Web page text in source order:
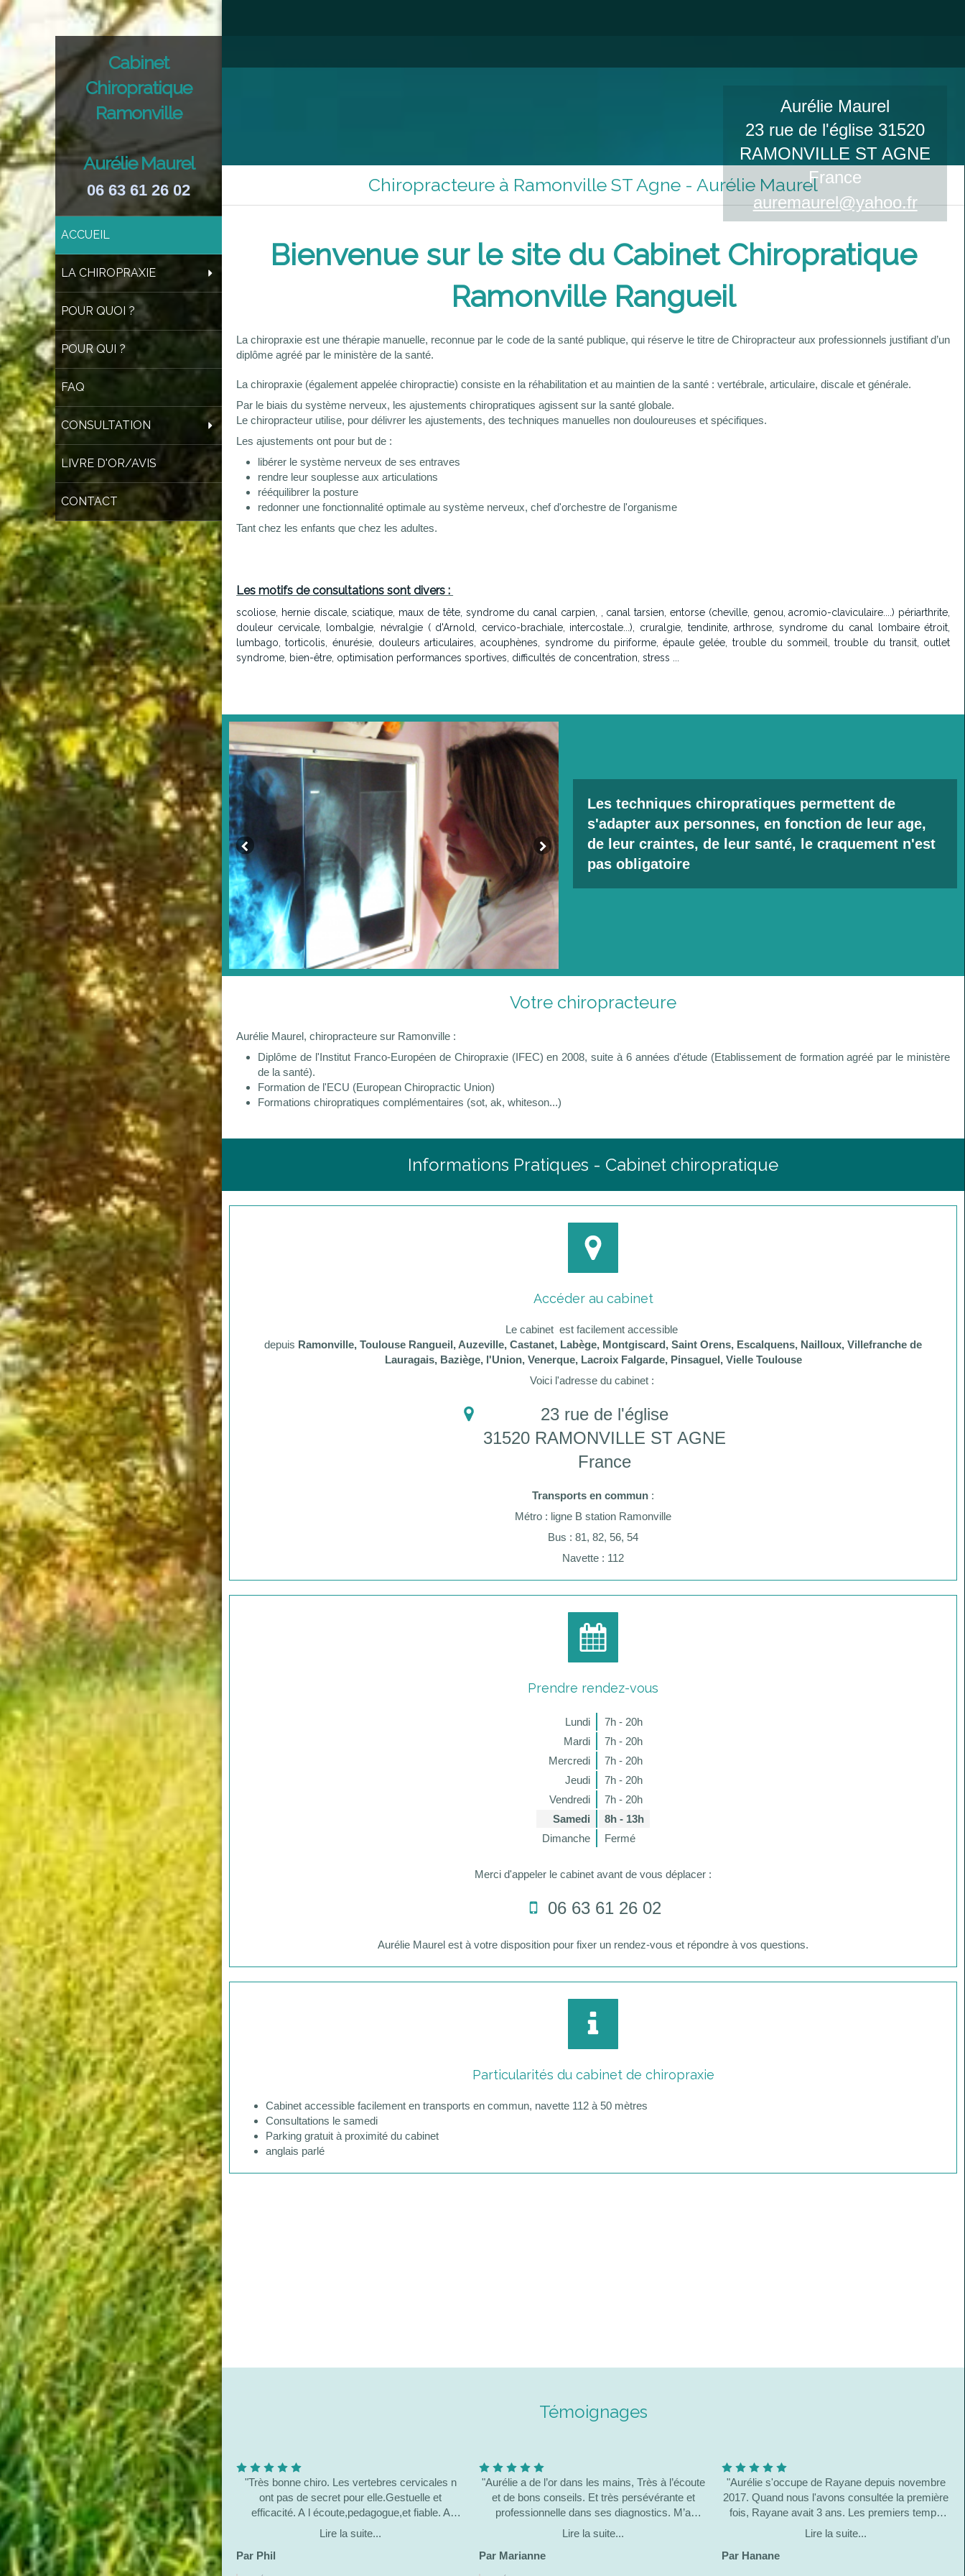
Cabinet
Chiropratique
Ramonville
Aurélie Maurel
06 63 61 26 02
ACCUEIL
LA CHIROPRAXIE
POUR QUOI ?
POUR QUI ?
FAQ
CONSULTATION
LIVRE D'OR/AVIS
CONTACT
Aurélie Maurel
23 rue de l'église 31520
RAMONVILLE ST AGNE
France
auremaurel@yahoo.fr
Chiropracteure à Ramonville ST Agne - Aurélie Maurel
Bienvenue sur le site du Cabinet Chiropratique
Ramonville Rangueil
La chiropraxie est une thérapie manuelle, reconnue par le code de la santé publique, qui réserve le titre de Chiropracteur aux professionnels justifiant d’un
diplôme agréé par le ministère de la santé.
La chiropraxie (également appelée chiropractie) consiste en la réhabilitation et au maintien de la santé : vertébrale, articulaire, discale et générale.
Par le biais du système nerveux, les ajustements chiropratiques agissent sur la santé globale.
Le chiropracteur utilise, pour délivrer les ajustements, des techniques manuelles non douloureuses et spécifiques.
Les ajustements ont pour but de :
libérer le système nerveux de ses entraves
rendre leur souplesse aux articulations
rééquilibrer la posture
redonner une fonctionnalité optimale au système nerveux, chef d'orchestre de l'organisme
Tant chez les enfants que chez les adultes.
Les motifs de consultations sont divers :
scoliose, hernie discale, sciatique, maux de tête, syndrome du canal carpien, , canal tarsien, entorse (cheville, genou, acromio-claviculaire....) périarthrite,
douleur cervicale, lombalgie, névralgie ( d'Arnold, cervico-brachiale, intercostale...), cruralgie, tendinite, arthrose, syndrome du canal lombaire étroit,
lumbago, torticolis, énurésie, douleurs articulaires, acouphènes, syndrome du piriforme, épaule gelée, trouble du sommeil, trouble du transit, outlet
syndrome, bien-être, optimisation performances sportives, difficultés de concentration, stress ...
Les techniques chiropratiques permettent de
s'adapter aux personnes, en fonction de leur age,
de leur craintes, de leur santé, le craquement n'est
pas obligatoire
Votre chiropracteure
Aurélie Maurel, chiropracteure sur Ramonville :
Diplôme de l'Institut Franco-Européen de Chiropraxie (IFEC) en 2008, suite à 6 années d'étude (Etablissement de formation agréé par le ministère
de la santé).
Formation de l'ECU (European Chiropractic Union)
Formations chiropratiques complémentaires (sot, ak, whiteson...)
Informations Pratiques - Cabinet chiropratique
Accéder au cabinet
Le cabinet est facilement accessible
depuis Ramonville, Toulouse Rangueil, Auzeville, Castanet, Labège, Montgiscard, Saint Orens, Escalquens, Nailloux, Villefranche de
Lauragais, Baziège, l'Union, Venerque, Lacroix Falgarde, Pinsaguel, Vielle Toulouse
Voici l'adresse du cabinet :
23 rue de l'église
31520 RAMONVILLE ST AGNE
France
Transports en commun :
Métro : ligne B station Ramonville
Bus : 81, 82, 56, 54
Navette : 112
Prendre rendez-vous
Lundi
7h - 20h
Mardi
7h - 20h
Mercredi
7h - 20h
Jeudi
7h - 20h
Vendredi
7h - 20h
Samedi
8h - 13h
Dimanche
Fermé
Merci d'appeler le cabinet avant de vous déplacer :
06 63 61 26 02
Aurélie Maurel est à votre disposition pour fixer un rendez-vous et répondre à vos questions.
Particularités du cabinet de chiropraxie
Cabinet accessible facilement en transports en commun, navette 112 à 50 mètres
Consultations le samedi
Parking gratuit à proximité du cabinet
anglais parlé
Témoignages
"Très bonne chiro. Les vertebres cervicales n
ont pas de secret pour elle.Gestuelle et
efficacité. A l écoute,pedagogue,et fiable. A
conseiller sans moderation. Suivi par elle depuis
Lire la suite...
Par Phil
"Aurélie a de l’or dans les mains, Très à l’écoute
et de bons conseils. Et très persévérante et
professionnelle dans ses diagnostics. M’a
soulagée de grandes douleurs que personne n'
l’écoute de mon corps depuis sa rencontre et
met en place le maximum d’indications données
Lire la suite...
Par Marianne
"Aurélie s'occupe de Rayane depuis novembre
2017. Quand nous l'avons consultée la première
fois, Rayane avait 3 ans. Les premiers temps
Rayane a eu 1 séance par semaine. Plus tard
bien , nous sommes passés à deux séances par
Lire la suite...
Par Hanane